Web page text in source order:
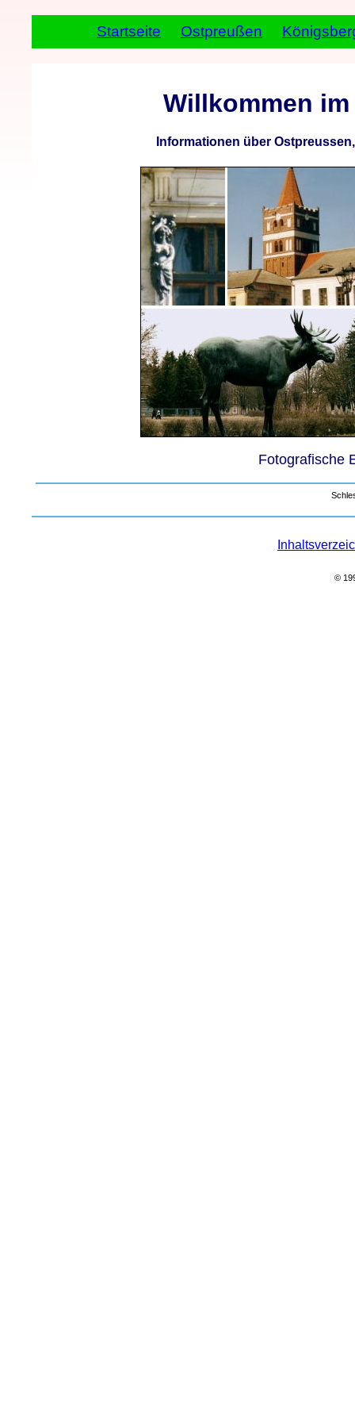
Startseite Ostpreußen
Willkommen
Informationen über
Fotografische
©